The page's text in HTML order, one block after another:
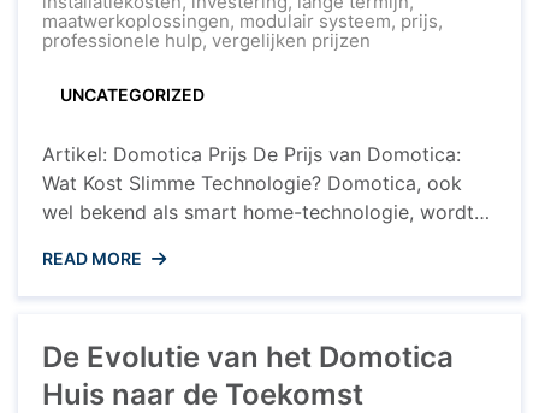
van
Domotica:
Technologie
maatwerkoplossingen, modulair systeem, prijs,
professionele hulp, vergelijken prijzen
UNCATEGORIZED
Artikel: Domotica Prijs De Prijs van Domotica:
Wat Kost Slimme Technologie? Domotica, ook
wel bekend als smart home-technologie, wordt
Maar wat is eigenlijk de prijs van domotica en
hoeveel kost het om je huis slim te maken?
kan variëren ...
READ MORE
De Evolutie van het Domotica
Huis naar de Toekomst